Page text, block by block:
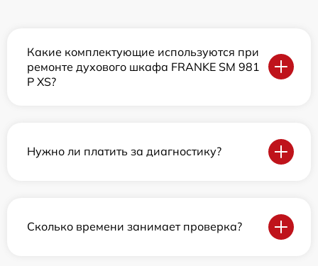
Какие комплектующие используются при
ремонте духового шкафа FRANKE SM 981
P XS?
Нужно ли платить за диагностику?
Сколько времени занимает проверка?